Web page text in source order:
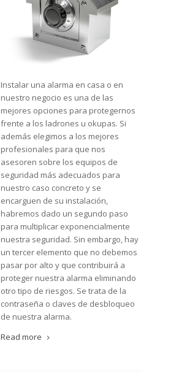
Instalar una alarma en casa o en
nuestro negocio es una de las
mejores opciones para protegernos
frente a los ladrones u okupas. Si
además elegimos a los mejores
profesionales para que nos
asesoren sobre los equipos de
seguridad más adecuados para
nuestro caso concreto y se
encarguen de su instalación,
habremos dado un segundo paso
para multiplicar exponencialmente
nuestra seguridad. Sin embargo, hay
un tercer elemento que no debemos
pasar por alto y que contribuirá a
proteger nuestra alarma eliminando
otro tipo de riesgos. Se trata de la
contraseña o claves de desbloqueo
de nuestra alarma.
Read more